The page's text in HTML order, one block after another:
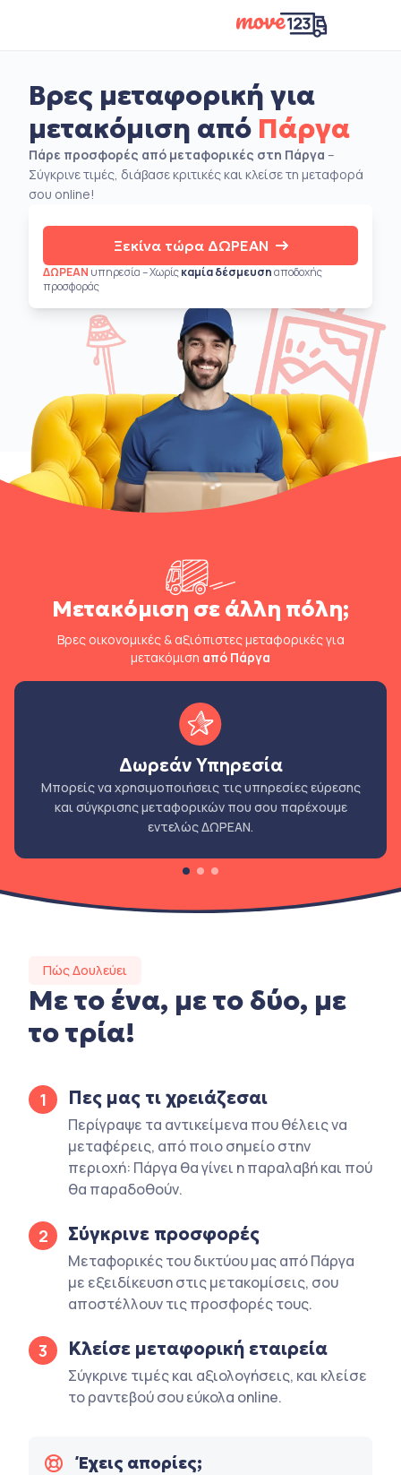
Βρες μεταφορική για
μετακόμιση από Πάργα
Πάρε προσφορές από μεταφορικές στη Πάργα –
Σύγκρινε τιμές, διάβασε κριτικές και κλείσε τη μεταφορά
σου online!
Ξεκίνα τώρα ΔΩΡΕΑΝ
ΔΩΡΕΑΝ υπηρεσία – Χωρίςκαμία δέσμευσηαποδοχής
προσφοράς
Μετακόμιση σε άλλη πόλη;
Βρες οικονομικές & αξιόπιστες μεταφορικές για
μετακόμιση από Πάργα
Δωρεάν Υπηρεσία
Μπορείς να χρησιμοποιήσεις τις υπηρεσίες εύρεσης
και σύγκρισης μεταφορικών που σου παρέχουμε
εντελώς ΔΩΡΕΑΝ.
Πώς Δουλεύει
Με το ένα, με το δύο, με
το τρία!
1 Πες μας τι χρειάζεσαι
Περίγραψε τα αντικείμενα που θέλεις να
μεταφέρεις, από ποιο σημείο στην
περιοχή: Πάργα θα γίνει η παραλαβή και πού
θα παραδοθούν.
2 Σύγκρινε προσφορές
Μεταφορικές του δικτύου μας από Πάργα
με εξειδίκευση στις μετακομίσεις, σου
αποστέλλουν τις προσφορές τους.
3 Κλείσε μεταφορική εταιρεία
Σύγκρινε τιμές και αξιολογήσεις, και κλείσε
το ραντεβού σου εύκολα online.
Έχεις απορίες;